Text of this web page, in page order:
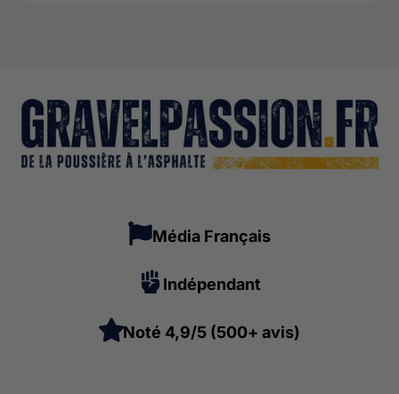
Média Français
Indépendant
Noté 4,9/5 (500+ avis)